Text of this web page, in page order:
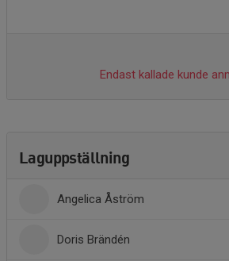
Endast kallade kunde
Laguppställning
Angelica Åström
Doris Brändén